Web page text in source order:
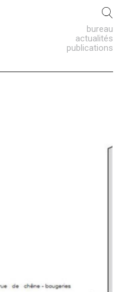
bureau
actualités
publications